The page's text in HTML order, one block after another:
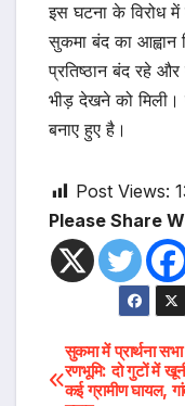
इस घटना के विरोध में
सुकमा बंद का आह्वान
प्रतिष्ठान बंद रहे और
भीड़ देखने को मिली।
बनाए हुए है।
Post Views:
Please Share
Post
सुकमा में प्रार्थना
रणभूमि: दो गुटों में
कई ग्रामीण घायल,